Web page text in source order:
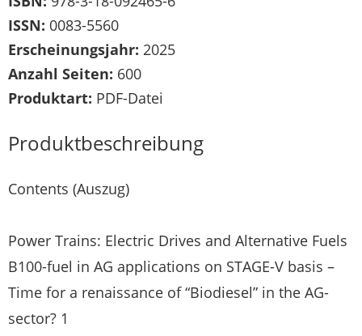
ISSN: 0083-5560
Erscheinungsjahr: 2025
Anzahl Seiten: 600
Produktart: PDF-Datei
Produktbeschreibung
Contents (Auszug)
Power Trains: Electric Drives and Alternative Fuels
B100-fuel in AG applications on STAGE-V basis –
Time for a renaissance of “Biodiesel” in the AG-
sector? 1